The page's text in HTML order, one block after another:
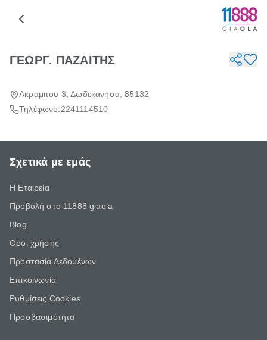
ΓΕΩΡΓ. ΠΑΖΑΙΤΗΣ
Ακραμιτου 3, Δωδεκανησα, 85132
Τηλέφωνο:2241114510
Σχετικά με εμάς
Η Εταιρεία
Προβολή στο 11888 giaola
Blog
Όροι χρήσης
Προστασία Δεδομένων
Επικοινωνία
Ρυθμίσεις Cookies
Προσβασιμότητα